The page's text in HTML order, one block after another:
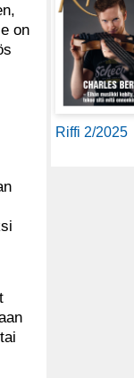
on
Riffi 2/2025